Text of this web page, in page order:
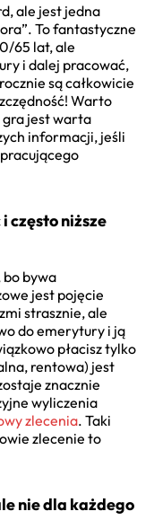
ale jest jedna
To fantastyczne
65 lat, ale
i dalej pracować,
są całkowicie
Warto
gra jest warta
informacji, jeśli
często niższe
bywa
jest pojęcie
strasznie, ale
do emerytury i ją
płacisz tylko
rentowa) jest
znacznie
wyliczenia
zlecenia. Taki
zlecenie to
nie dla każdego